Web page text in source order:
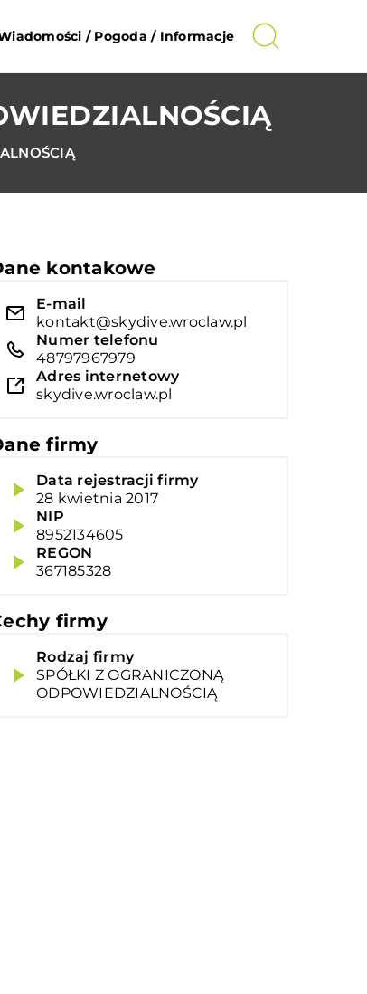
/ Pogoda / Informacje
kontakowe
E-mail
kontakt@skydive.wroclaw.pl
Numer telefonu
48797967979
Adres internetowy
skydive.wroclaw.pl
firmy
Data rejestracji firmy
28 kwietnia 2017
NIP
8952134605
REGON
367185328
firmy
Rodzaj firmy
SPÓŁKI Z OGRANICZONĄ
ODPOWIEDZIALNOŚCIĄ